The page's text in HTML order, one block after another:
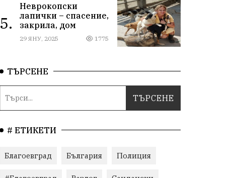
5.
Неврокопски
лапички – спасение,
закрила, дом
29 ЯНУ, 2025 1775
ТЪРСЕНЕ
# ЕТИКЕТИ
Благоевград България Полиция